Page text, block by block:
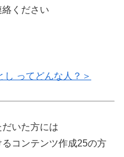
ください
し ってどんな人？＞
いた方には
るコンテンツ作成25の方